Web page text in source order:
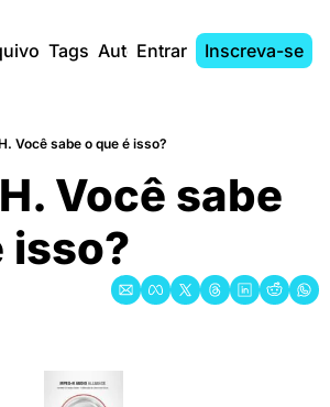
Tags AutoresEntrar Inscreva-se
Você sabe o que é isso?
Você sabe
isso?